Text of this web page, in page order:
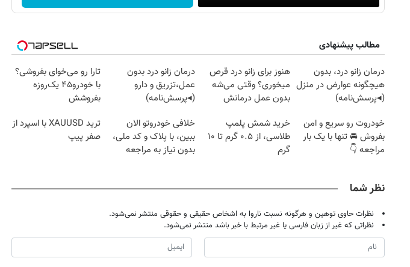
مطالب پیشنهادی
درمان زانو درد، بدون
هیچگونه عوارض در منزل
(◂پرسش‌نامه)
هنوز برای زانو درد قرص
میخوری؟ وقتی می‌شه
بدون عمل درمانش
درمان زانو درد بدون
عمل،تزریق و دارو
(◂پرسش‌نامه)
تارا رو می‌خوای بفروشی؟
با خودرو۴۵ یک‌روزه
بفروشش
خودروت رو سریع و امن
بفروش 🚘 تنها با یک بار
مراجعه 👇
خرید شمش پلمپ
طلاسی، از ۰.۵ گرم تا ۱۰
گرم
خلافی خودروتو الان
ببین، با پلاک و کد ملی،
بدون نیاز به مراجعه
ترید XAUUSD با اسپرد از
صفر پیپ
نظر شما
نظرات حاوی توهین و هرگونه نسبت ناروا به اشخاص حقیقی و حقوقی منتشر نمی‌شود.
نظراتی که غیر از زبان فارسی یا غیر مرتبط با خبر باشد منتشر نمی‌شود.